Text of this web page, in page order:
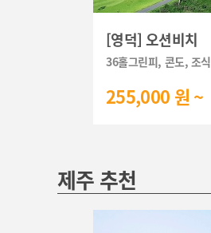
[영덕] 오션비치
36홀그린피, 콘도, 조식
255,000 원 ~
제주 추천